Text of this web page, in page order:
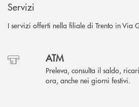
Servizi
I servizi offerti nella filiale di Trento in Via
ATM
Preleva, consulta il saldo,
ora, anche nei giorni festivi.